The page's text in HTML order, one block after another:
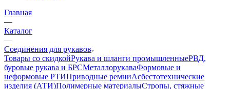
Главная
—
Каталог
—
Соединения для рукавов
Товары со скидкойРукава и шланги промышленныеРВД,
буровые рукава и БРСМеталлорукаваФормовые и
неформовые РТИПриводные ремниАсбестотехнические
изделия (АТИ)Полимерные материалыСтропы, стяжные